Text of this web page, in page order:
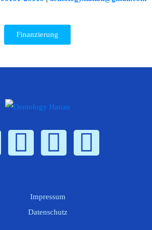
Finanzierung
Impressum
Datenschutz